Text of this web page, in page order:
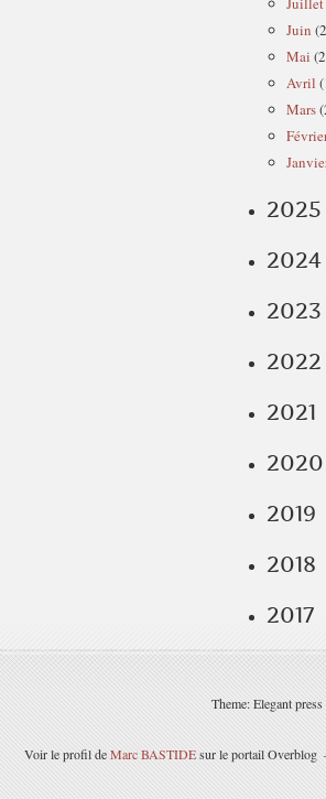
Juin
Mai
Avril
Mars
2025
2024
2023
2022
2021
2020
2019
2018
2017
Theme: Elegant
Voir le profil deMarc BASTIDEsur le portail Overblog